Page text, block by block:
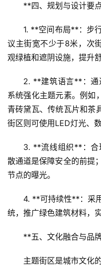
**四、规划与设计要
1. **空间布局**：步
议主街宽不少于8米，次
观绿植和遮阴设施，提升
2. **建筑语言**：通
系统强化主题元素。例如
青砖黛瓦、传统瓦片和茶
街区则可使用LED灯光、
3. **流线组织**：合
散通道是保障安全的前提
节点的曝光。
4. **可持续性**：采
统，推广绿色建筑材料，
**五、文化融合与品